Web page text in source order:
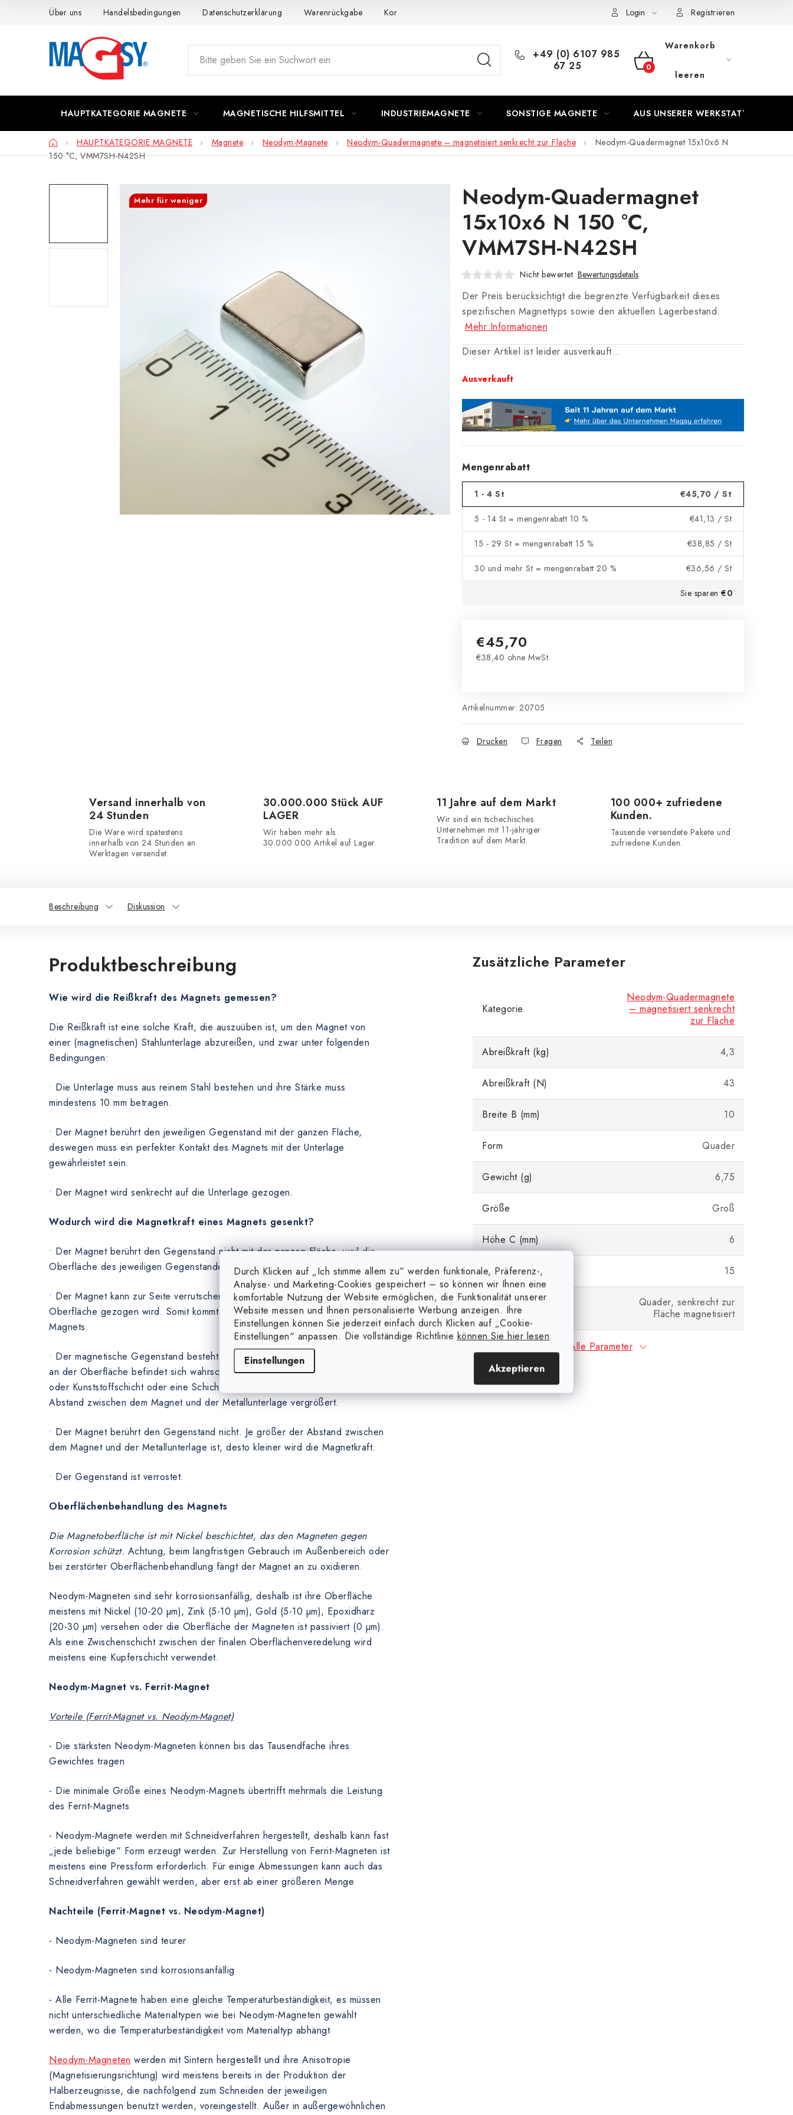
Durch Klicken auf „Ich stimme allem zu“ werden funktionale, Präferenz-,
Analyse- und Marketing-Cookies gespeichert – so können wir Ihnen eine
komfortable Nutzung der Website ermöglichen, die Funktionalität unserer
Website messen und Ihnen personalisierte Werbung anzeigen. Ihre
Einstellungen können Sie jederzeit einfach durch Klicken auf „Cookie-
Einstellungen“ anpassen. Die vollständige Richtlinie können Sie hier lesen.
Einstellungen
Akzeptieren
Über uns Handelsbedingungen Datenschutzerklärung Warenrückgabe Kontakte - Impressum Login Registrieren
+49 (0) 6107 985
67 25
WARENKORB
Warenkorb
leeren
HAUPTKATEGORIE MAGNETE MAGNETISCHE HILFSMITTEL INDUSTRIEMAGNETE SONSTIGE MAGNETE AUS UNSERER WERKSTATT
StartseiteHAUPTKATEGORIE MAGNETE Magnete Neodym-Magnete Neodym-Quadermagnete – magnetisiert senkrecht zur Fläche
Neodym-Quadermagnet 15x10x6 N
150 °C, VMM7SH-N42SH
Neodym-Quadermagnet
15x10x6 N 150 °C,
VMM7SH-N42SH
Nicht bewertet Bewertungsdetails
Der Preis berücksichtigt die begrenzte Verfügbarkeit dieses
spezifischen Magnettyps sowie den aktuellen Lagerbestand.
Mehr Informationen
Dieser Artikel ist leider ausverkauft…
Ausverkauft
Mengenrabatt
1 - 4 St €45,70 / St
5 - 14 St = mengenrabatt 10 % €41,13 / St
15 - 29 St = mengenrabatt 15 % €38,85 / St
30 und mehr St = mengenrabatt 20 % €36,56 / St
Sie sparen €0
€45,70
€38,40 ohne MwSt.
Artikelnummer: 20705
Drucken Fragen Teilen
Mehr für weniger
Versand innerhalb von
24 Stunden
Die Ware wird spätestens
innerhalb von 24 Stunden an
Werktagen versendet.
30.000.000 Stück AUF
LAGER
Wir haben mehr als
30.000.000 Artikel auf Lager.
11 Jahre auf dem Markt
Wir sind ein tschechisches
Unternehmen mit 11-jähriger
Tradition auf dem Markt.
100 000+ zufriedene
Kunden.
Tausende versendete Pakete und
zufriedene Kunden.
Beschreibung Diskussion
Produktbeschreibung
Wie wird die Reißkraft des Magnets gemessen?
Die Reißkraft ist eine solche Kraft, die auszuüben ist, um den Magnet von
einer (magnetischen) Stahlunterlage abzureißen, und zwar unter folgenden
Bedingungen:
• Die Unterlage muss aus reinem Stahl bestehen und ihre Stärke muss
mindestens 10 mm betragen.
• Der Magnet berührt den jeweiligen Gegenstand mit der ganzen Fläche,
deswegen muss ein perfekter Kontakt des Magnets mit der Unterlage
gewährleistet sein.
• Der Magnet wird senkrecht auf die Unterlage gezogen.
Wodurch wird die Magnetkraft eines Magnets gesenkt?
• Der Magnet berührt den Gegenstand nicht mit der ganzen Fläche, weil die
Oberfläche des jeweiligen Gegenstandes nicht eben ist.
• Der Magnet kann zur Seite verrutschen, wenn er nicht senkrecht zur
Oberfläche gezogen wird. Somit kommt es zum viel einfacheren Abreißen des
Magnets.
• Der magnetische Gegenstand besteht nicht aus reinem (magnetischem) Stahl,
an der Oberfläche befindet sich wahrscheinlich ein Farbanstrich, eine Gummi-
oder Kunststoffschicht oder eine Schicht von einem anderen Material, die den
Abstand zwischen dem Magnet und der Metallunterlage vergrößert.
• Der Magnet berührt den Gegenstand nicht. Je größer der Abstand zwischen
dem Magnet und der Metallunterlage ist, desto kleiner wird die Magnetkraft.
• Der Gegenstand ist verrostet.
Oberflächenbehandlung des Magnets
Die Magnetoberfläche ist mit Nickel beschichtet, das den Magneten gegen
Korrosion schützt. Achtung, beim langfristigen Gebrauch im Außenbereich oder
bei zerstörter Oberflächenbehandlung fängt der Magnet an zu oxidieren.
Neodym-Magneten sind sehr korrosionsanfällig, deshalb ist ihre Oberfläche
meistens mit Nickel (10-20 µm), Zink (5-10 µm), Gold (5-10 µm), Epoxidharz
(20-30 µm) versehen oder die Oberfläche der Magneten ist passiviert (0 µm).
Als eine Zwischenschicht zwischen der finalen Oberflächenveredelung wird
meistens eine Kupferschicht verwendet.
Neodym-Magnet vs. Ferrit-Magnet
Vorteile (Ferrit-Magnet vs. Neodym-Magnet)
- Die stärksten Neodym-Magneten können bis das Tausendfache ihres
Gewichtes tragen
- Die minimale Größe eines Neodym-Magnets übertrifft mehrmals die Leistung
des Ferrit-Magnets
- Neodym-Magnete werden mit Schneidverfahren hergestellt, deshalb kann fast
„jede beliebige“ Form erzeugt werden. Zur Herstellung von Ferrit-Magneten ist
meistens eine Pressform erforderlich. Für einige Abmessungen kann auch das
Schneidverfahren gewählt werden, aber erst ab einer größeren Menge
Nachteile (Ferrit-Magnet vs. Neodym-Magnet)
- Neodym-Magneten sind teurer
- Neodym-Magneten sind korrosionsanfällig
- Alle Ferrit-Magnete haben eine gleiche Temperaturbeständigkeit, es müssen
nicht unterschiedliche Materialtypen wie bei Neodym-Magneten gewählt
werden, wo die Temperaturbeständigkeit vom Materialtyp abhängt
Neodym-Magneten werden mit Sintern hergestellt und ihre Anisotropie
(Magnetisierungsrichtung) wird meistens bereits in der Produktion der
Halberzeugnisse, die nachfolgend zum Schneiden der jeweiligen
Endabmessungen benutzt werden, voreingestellt. Außer in außergewöhnlichen
Zusätzliche Parameter
Kategorie
Neodym-Quadermagnete
– magnetisiert senkrecht
zur Fläche
Abreißkraft (kg) 4,3
Abreißkraft (N) 43
Breite B (mm) 10
Form Quader
Gewicht (g) 6,75
Größe Groß
Höhe C (mm) 6
Länge A (mm) 15
Magnetform
Quader, senkrecht zur
Fläche magnetisiert
Alle Parameter